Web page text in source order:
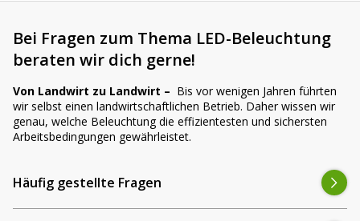
Bei Fragen zum Thema LED-Beleuchtung
beraten wir dich gerne!
Von Landwirt zu Landwirt – Bis vor wenigen Jahren führten
wir selbst einen landwirtschaftlichen Betrieb. Daher wissen wir
genau, welche Beleuchtung die effizientesten und sichersten
Arbeitsbedingungen gewährleistet.
Häufig gestellte Fragen